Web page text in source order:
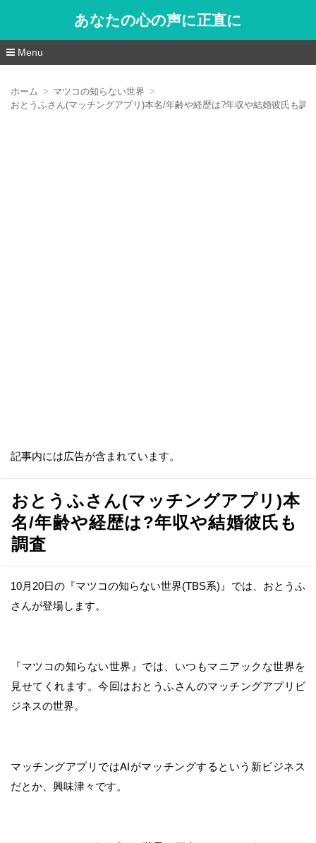
あなたの心の声に正直に
Menu
ホーム
マツコの知らない世界
おとうふさん(マッチングアプリ)本名/年齢や経歴は?年収や結婚彼氏も調
記事内には広告が含まれています。
おとうふさん(マッチングアプリ)本
名/年齢や経歴は?年収や結婚彼氏も
調査
10月20日の『マツコの知らない世界(TBS系)』では、おとうふ
さんが登場します。
『マツコの知らない世界』では、いつもマニアックな世界を
見せてくれます。今回はおとうふさんのマッチングアプリビ
ジネスの世界。
マッチングアプリではAIがマッチングするという新ビジネス
だとか、興味津々です。